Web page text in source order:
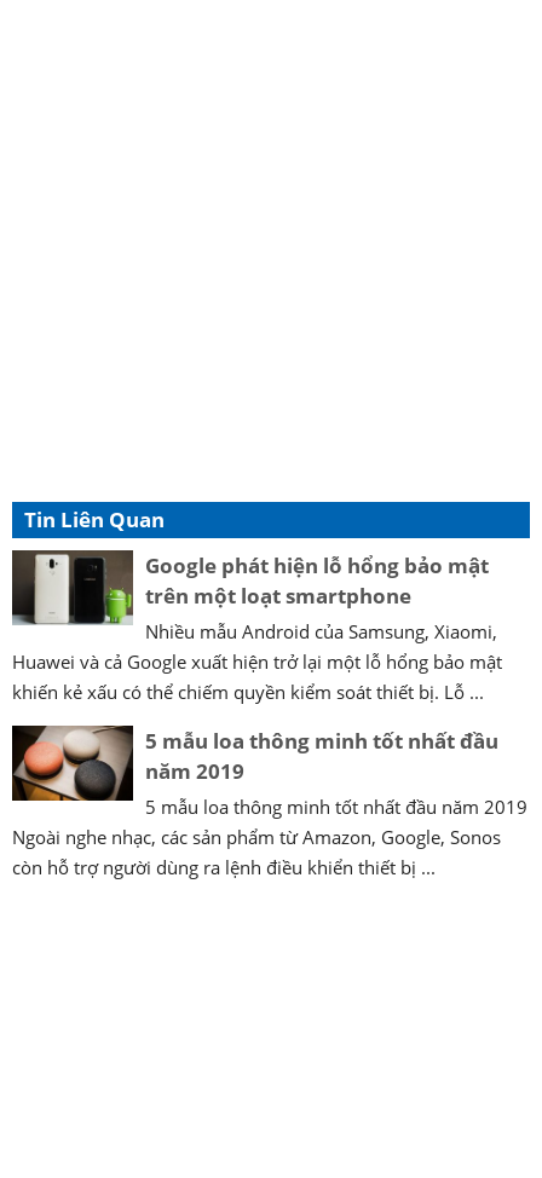
Tin Liên Quan
Google phát hiện lỗ hổng bảo mật
trên một loạt smartphone
Nhiều mẫu Android của Samsung, Xiaomi,
Huawei và cả Google xuất hiện trở lại một lỗ hổng bảo mật
khiến kẻ xấu có thể chiếm quyền kiểm soát thiết bị. Lỗ ...
5 mẫu loa thông minh tốt nhất đầu
năm 2019
5 mẫu loa thông minh tốt nhất đầu năm 2019
Ngoài nghe nhạc, các sản phẩm từ Amazon, Google, Sonos
còn hỗ trợ người dùng ra lệnh điều khiển thiết bị ...